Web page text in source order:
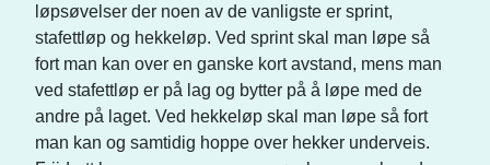
løpsøvelser der noen av de vanligste er sprint,
stafettløp og hekkeløp. Ved sprint skal man løpe så
fort man kan over en ganske kort avstand, mens man
ved stafettløp er på lag og bytter på å løpe med de
andre på laget. Ved hekkeløp skal man løpe så fort
man kan og samtidig hoppe over hekker underveis.